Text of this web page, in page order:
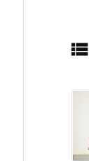
